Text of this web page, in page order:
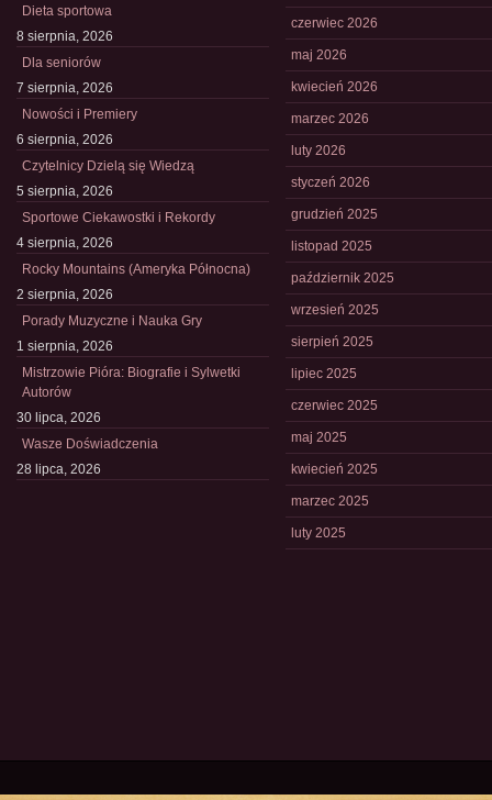
Dieta sportowa
8 sierpnia, 2026
Dla seniorów
7 sierpnia, 2026
Nowości i Premiery
6 sierpnia, 2026
Czytelnicy Dzielą się Wiedzą
5 sierpnia, 2026
Sportowe Ciekawostki i Rekordy
4 sierpnia, 2026
Rocky Mountains (Ameryka Północna)
2 sierpnia, 2026
Porady Muzyczne i Nauka Gry
1 sierpnia, 2026
Mistrzowie Pióra: Biografie i Sylwetki
Autorów
30 lipca, 2026
Wasze Doświadczenia
28 lipca, 2026
czerwiec 2026
maj 2026
kwiecień 2026
marzec 2026
luty 2026
styczeń 2026
grudzień 2025
listopad 2025
październik 2025
wrzesień 2025
sierpień 2025
lipiec 2025
czerwiec 2025
maj 2025
kwiecień 2025
marzec 2025
luty 2025